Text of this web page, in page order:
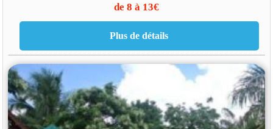
de 8 à 13€